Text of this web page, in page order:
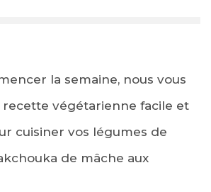
la semaine, nous vous
recette végétarienne facile et
cuisiner vos légumes de
de mâche aux